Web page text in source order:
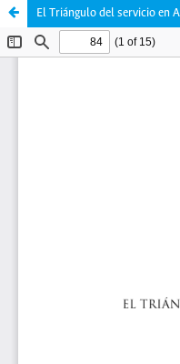
El Triángulo del servicio en